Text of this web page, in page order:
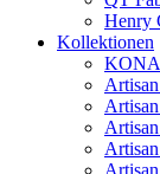
Henry
Kollektionen
KONA